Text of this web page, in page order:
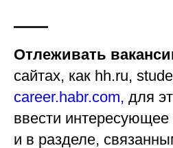
Отлеживать
сайтах, как hh.ru,
career.habr.com, для
ввести
и в разделе,